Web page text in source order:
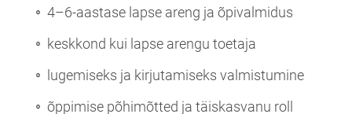
4–6-aastase lapse areng ja õpivalmidus
keskkond kui lapse arengu toetaja
lugemiseks ja kirjutamiseks valmistumine
õppimise põhimõtted ja täiskasvanu roll